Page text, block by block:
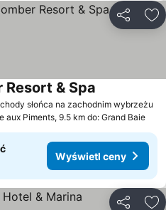
słońca na zachodnim wybrzeżu
& Spa
aux Piments, 9.5 km do: Grand Baie
Wyświetl ceny